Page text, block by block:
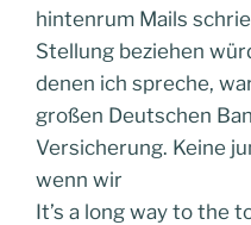
hintenrum Mails
Stellung beziehen
denen ich spreche,
großen Deutschen
Versicherung. Keine
wenn wir
It’s a long way to the